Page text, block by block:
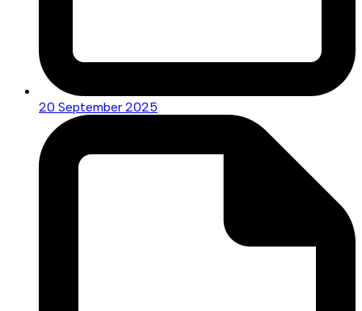
20 September 2025